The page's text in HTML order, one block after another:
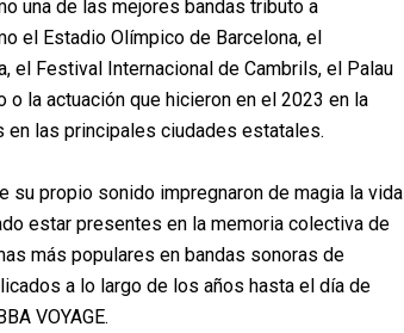
una de las mejores bandas tributo a
el Estadio Olímpico de Barcelona, el
el Festival Internacional de Cambrils, el Palau
o la actuación que hicieron en el 2023 en la
en las principales ciudades estatales.
propio sonido impregnaron de magia la vida
estar presentes en la memoria colectiva de
más populares en bandas sonoras de
a lo largo de los años hasta el día de
VOYAGE.